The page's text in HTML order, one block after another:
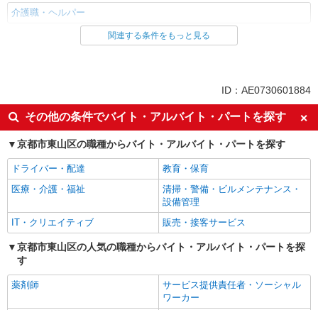
介護職・ヘルパー
同じ雇用形態から京都駅の求人を探す
入社日応相談
未経験歓迎
経験者・有資格者歓迎
新卒・第二新卒歓迎
女性活躍中
主婦・主夫歓迎
フリーター歓迎
学歴不問
ブランクOK
ミドル（40代～）活躍中
エルダー（50代～）活躍中
シニア（60代～）活躍中
高収入・高額
ボーナス・賞与あり
昇給あり
完全週休2日制
フルタイム歓迎
禁煙・分煙
車通勤OK
関連する条件をもっと見る
ID：AE0730601884
その他の条件でバイト・アルバイト・パートを探す
京都市東山区の職種からバイト・アルバイト・パートを探す
ドライバー・配達
教育・保育
医療・介護・福祉
清掃・警備・ビルメンテナンス・
設備管理
IT・クリエイティブ
販売・接客サービス
京都市東山区の人気の職種からバイト・アルバイト・パートを探
す
薬剤師
サービス提供責任者・ソーシャル
ワーカー